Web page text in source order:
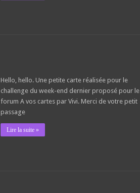
Hello, hello. Une petite carte réalisée pour le
challenge du week-end dernier proposé pour le
forum A vos cartes par Vivi. Merci de votre petit
passage
Lire la suite »